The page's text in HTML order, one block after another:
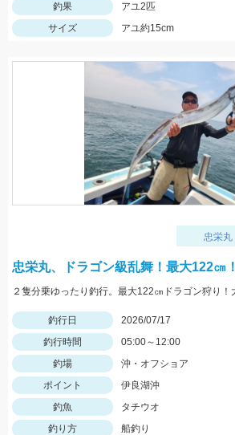
釣果
アユ2匹
サイズ
アユ約15cm
忠栄丸
忠栄丸、ドラゴン級乱舞！最大122㎝！
釣行日
2026/07/17
釣行時間
05:00～12:00
釣場
沖・オフショア
ポイント
伊良湖沖
釣魚
タチウオ
釣り方
船釣り